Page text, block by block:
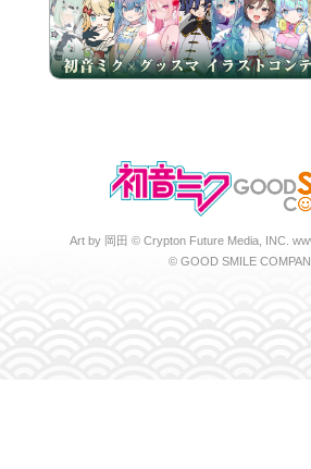
Art by 岡田 © Crypton Future Media, INC.
© GOOD SMILE